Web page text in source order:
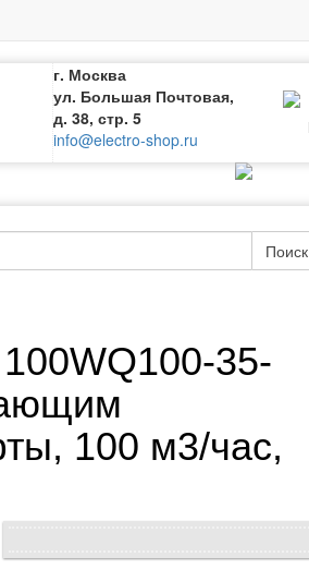
г. Москва
ул. Большая Почтовая,
д. 38, стр. 5
info@electro-shop.ru
Поиск
35-
100 м3/час,